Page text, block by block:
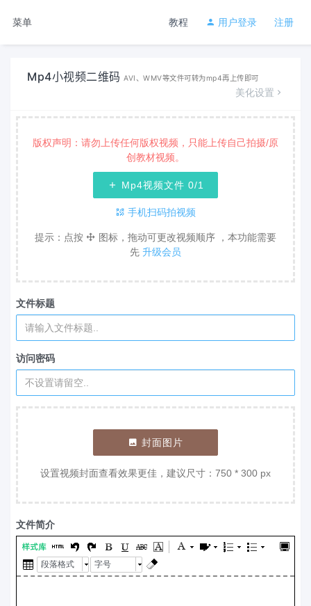
菜单 注册
用户登录
教程
Mp4小视频二维码 AVI、WMV等文件可转为mp4再上传即可
美化设置
版权声明：请勿上传任何版权视频，只能上传自己拍摄/原
创教材视频。
Mp4视频文件 0/1
手机扫码拍视频
提示：点按
图标，拖动可更改视频顺序 ，本功能需要
先 升级会员
文件标题
访问密码
封面图片
设置视频封面查看效果更佳，建议尺寸：750 * 300 px
文件简介
段落格式 字号